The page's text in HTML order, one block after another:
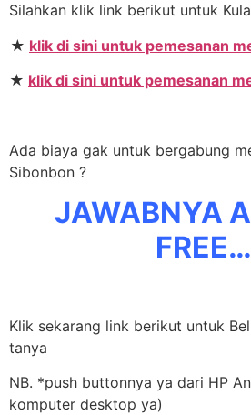
Silahkan klik link berikut untuk
★ klik di sini untuk pemesanan
★ klik di sini untuk pemesanan
Ada biaya gak untuk bergabung
Sibonbon ?
JAWABNYA
FREE…
Klik sekarang link berikut untuk
tanya
NB. *push buttonnya ya dari HP
komputer desktop ya)